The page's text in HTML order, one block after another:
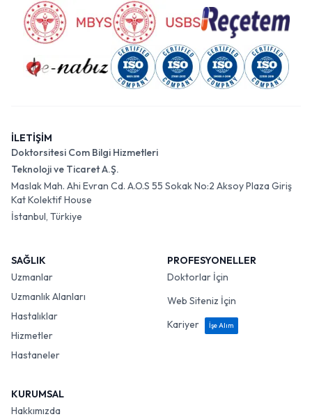
İLETİŞİM
Doktorsitesi Com Bilgi Hizmetleri
Teknoloji ve Ticaret A.Ş.
Maslak Mah. Ahi Evran Cd. A.O.S 55 Sokak No:2 Aksoy Plaza Giriş
Kat Kolektif House
İstanbul, Türkiye
SAĞLIK
Uzmanlar
Uzmanlık Alanları
Hastalıklar
Hizmetler
Hastaneler
PROFESYONELLER
Doktorlar İçin
Web Siteniz İçin
Kariyer
İşe Alım
KURUMSAL
Hakkımızda